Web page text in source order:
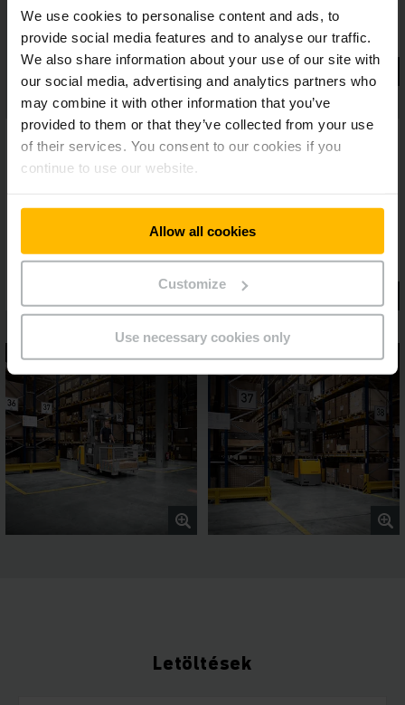
We use cookies to personalise content and ads, to
provide social media features and to analyse our traffic.
We also share information about your use of our site with
our social media, advertising and analytics partners who
may combine it with other information that you’ve
provided to them or that they’ve collected from your use
of their services. You consent to our cookies if you
continue to use our website.
Allow all cookies
Customize
Use necessary cookies only
Letöltések